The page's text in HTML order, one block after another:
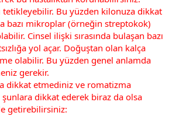
tetikleyebilir. Bu yüzden kilonuza dikkat
bazı mikroplar (örneğin streptokok)
Cinsel ilişki sırasında bulaşan bazı
yol açar. Doğuştan olan kalça
olabilir. Bu yüzden genel anlamda
gerekir.
dikkat etmediniz ve romatizma
şunlara dikkat ederek biraz da olsa
getirebilirsiniz: